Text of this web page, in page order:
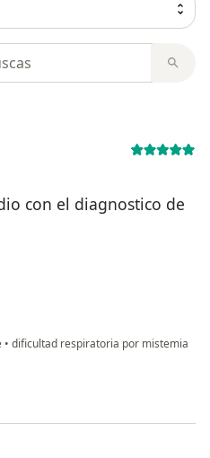
con el diagnostico de
• dificultad respiratoria por mistemia